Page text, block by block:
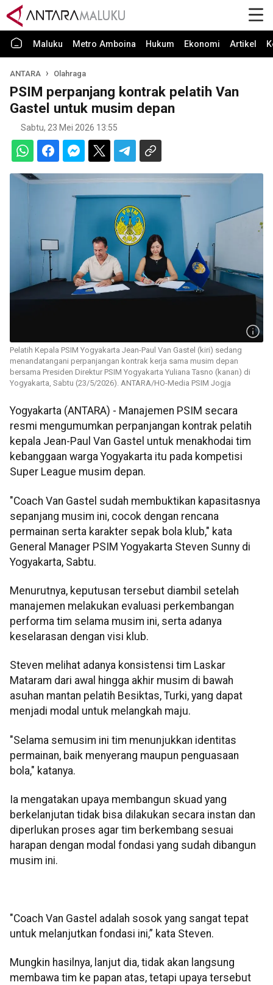
Maluku Metro Amboina Hukum Ekonomi Artikel
ANTARA Olahraga
PSIM perpanjang kontrak pelatih Van
Gastel untuk musim depan
Sabtu, 23 Mei 2026 13:55
Pelatih Kepala PSIM Yogyakarta Jean-Paul Van Gastel (kiri) sedang
menandatangani perpanjangan kontrak kerja sama musim depan
bersama Presiden Direktur PSIM Yogyakarta Yuliana Tasno (kanan) di
Yogyakarta, Sabtu (23/5/2026). ANTARA/HO-Media PSIM Jogja
Yogyakarta (ANTARA) - Manajemen PSIM secara
resmi mengumumkan perpanjangan kontrak pelatih
kepala Jean-Paul Van Gastel untuk menakhodai tim
kebanggaan warga Yogyakarta itu pada kompetisi
Super League musim depan.
"Coach Van Gastel sudah membuktikan kapasitasnya
sepanjang musim ini, cocok dengan rencana
permainan serta karakter sepak bola klub," kata
General Manager PSIM Yogyakarta Steven Sunny di
Yogyakarta, Sabtu.
Menurutnya, keputusan tersebut diambil setelah
manajemen melakukan evaluasi perkembangan
performa tim selama musim ini, serta adanya
keselarasan dengan visi klub.
Steven melihat adanya konsistensi tim Laskar
Mataram dari awal hingga akhir musim di bawah
asuhan mantan pelatih Besiktas, Turki, yang dapat
menjadi modal untuk melangkah maju.
"Selama semusim ini tim menunjukkan identitas
permainan, baik menyerang maupun penguasaan
bola," katanya.
Ia mengatakan upaya membangun skuad yang
berkelanjutan tidak bisa dilakukan secara instan dan
diperlukan proses agar tim berkembang sesuai
harapan dengan modal fondasi yang sudah dibangun
musim ini.
"Coach Van Gastel adalah sosok yang sangat tepat
untuk melanjutkan fondasi ini,” kata Steven.
Mungkin hasilnya, lanjut dia, tidak akan langsung
membawa tim ke papan atas, tetapi upaya tersebut